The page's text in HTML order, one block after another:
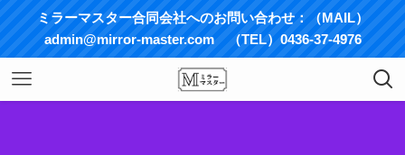
ミラーマスター合同会社へのお問い合わせ：（MAIL）
admin@mirror-master.com （TEL）0436-37-4976